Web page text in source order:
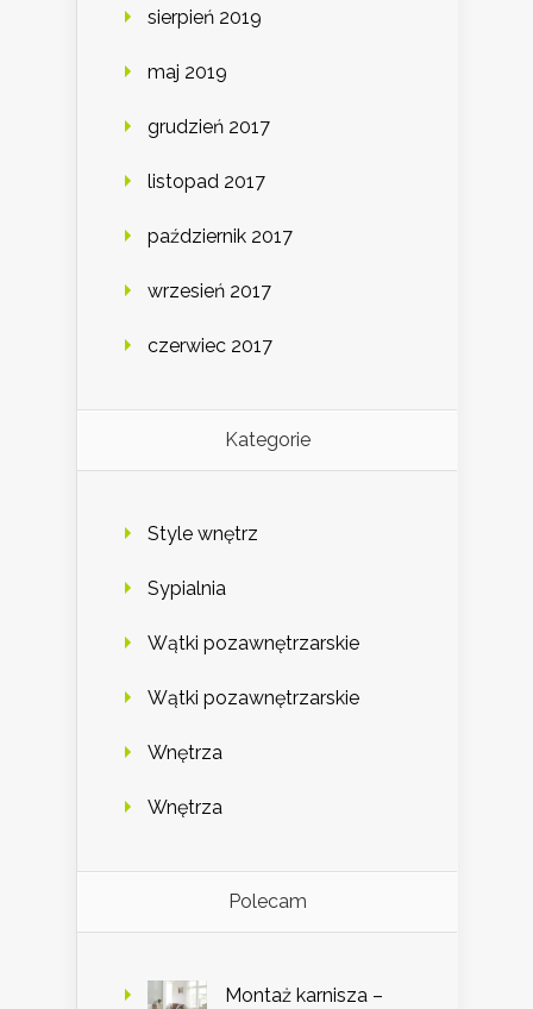
sierpień 2019
maj 2019
grudzień 2017
listopad 2017
październik 2017
wrzesień 2017
czerwiec 2017
Kategorie
Style wnętrz
Sypialnia
Wątki pozawnętrzarskie
Wątki pozawnętrzarskie
Wnętrza
Wnętrza
Polecam
Montaż karnisza –